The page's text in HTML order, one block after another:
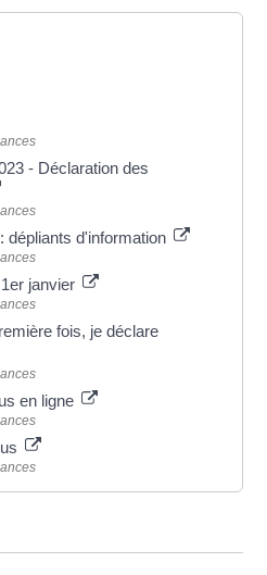
- Déclaration des
dépliants d'information
janvier
fois, je déclare
en ligne